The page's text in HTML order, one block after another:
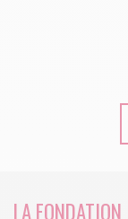
LA FONDATION